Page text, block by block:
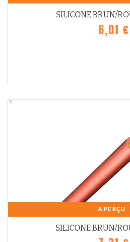
SILICONE BRUN/
6,01 €
APERÇU
SILICONE BRUN/